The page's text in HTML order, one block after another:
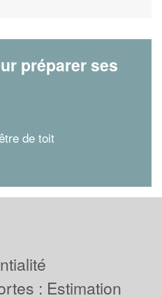
préparer ses
de toit
: Estimation